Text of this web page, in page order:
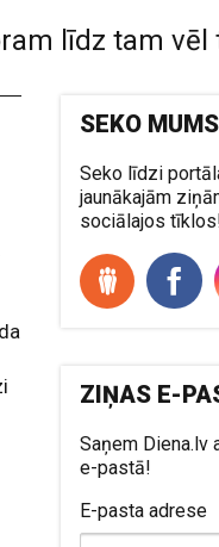
līdz tam vēl
SEKO MUMS
Seko līdzi
jaunākajām
sociālajos
ZIŅAS E-
Saņem Diena.lv
e-pastā!
E-pasta adrese